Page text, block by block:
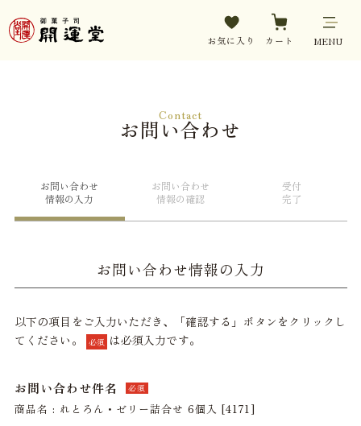
お気に入り カート MENU
Contact
お問い合わせ
お問い合わせ
情報の入力
お問い合わせ
情報の確認
受付
完了
お問い合わせ情報の入力
以下の項目をご入力いただき、「確認する」ボタンをクリックし
てください。
必須 は必須入力です。
お問い合わせ件名 必須
商品名 : れとろん・ゼリー詰合せ 6個入 [4171]